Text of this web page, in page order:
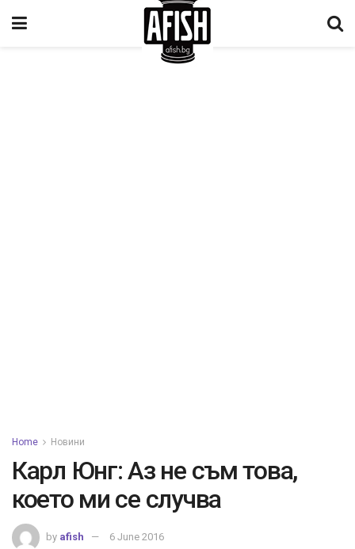
Home Новини
Карл Юнг: Аз не съм това,
което ми се случва
by afish 6 June 2016